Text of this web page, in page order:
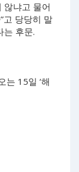
않냐고 물어
고 당당히 말
는 후문.
는 15일 ‘해